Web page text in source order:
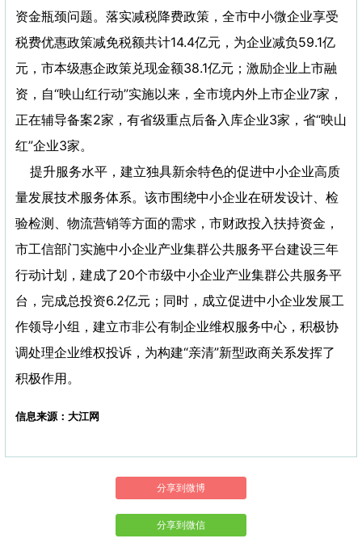
资金瓶颈问题。落实减税降费政策，全市中小微企业享受
税费优惠政策减免税额共计14.4亿元，为企业减负59.1亿
元，市本级惠企政策兑现金额38.1亿元；激励企业上市融
资，自“映山红行动”实施以来，全市境内外上市企业7家，
正在辅导备案2家，有省级重点后备入库企业3家，省“映山
红”企业3家。
提升服务水平，建立独具新余特色的促进中小企业高质
量发展技术服务体系。该市围绕中小企业在研发设计、检
验检测、物流营销等方面的需求，市财政投入扶持资金，
市工信部门实施中小企业产业集群公共服务平台建设三年
行动计划，建成了20个市级中小企业产业集群公共服务平
台，完成总投资6.2亿元；同时，成立促进中小企业发展工
作领导小组，建立市非公有制企业维权服务中心，积极协
调处理企业维权投诉，为构建“亲清”新型政商关系发挥了
积极作用。
信息来源：大江网
分享到微博
分享到微信